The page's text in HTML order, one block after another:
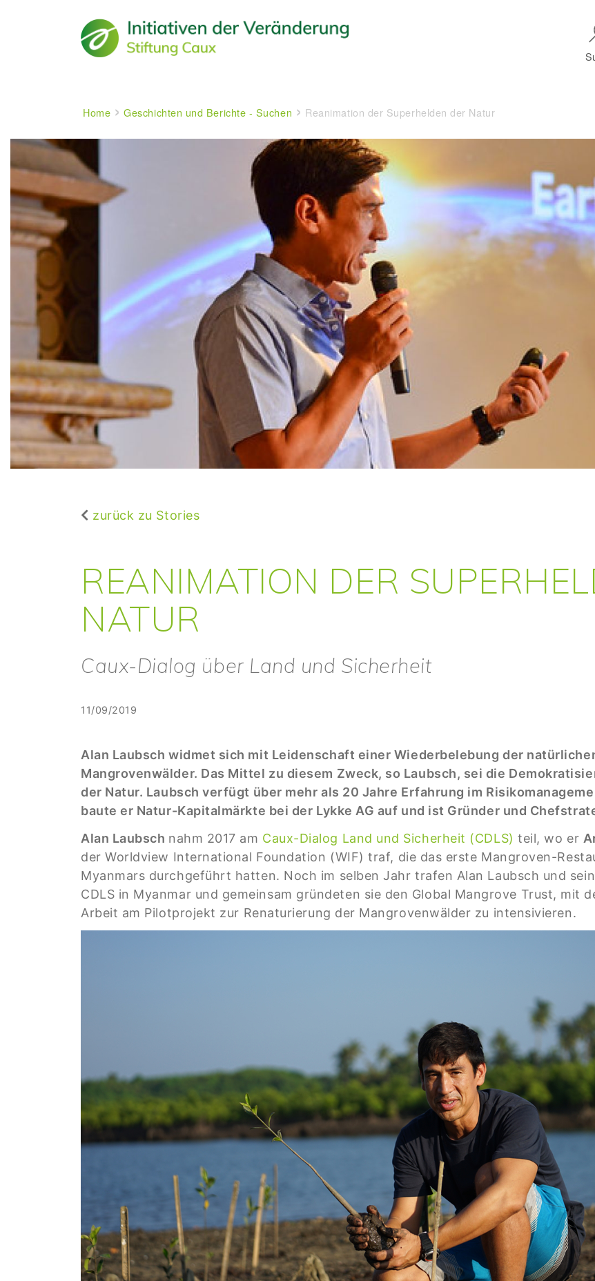
Breadcrumb
Home Geschichten und Berichte - Suchen Reanimation der Superhelden der Natur
zurück zu Stories
REANIMATION DER
NATUR
Caux-Dialog über Land und Sicherheit
11/09/2019
Alan Laubsch widmet sich mit Leidenschaft einer Wiederbelebung der
Mangrovenwälder. Das Mittel zu diesem Zweck, so Laubsch, sei die
der Natur. Laubsch verfügt über mehr als 20 Jahre Erfahrung im
baute er Natur-Kapitalmärkte bei der Lykke AG auf und ist Gründer und
Alan Laubsch nahm 2017 am Caux-Dialog Land und Sicherheit (CDLS)teil, wo er
der Worldview International Foundation (WIF) traf, die das erste Mangroven-
Myanmars durchgeführt hatten. Noch im selben Jahr trafen Alan Laubsch und
CDLS in Myanmar und gemeinsam gründeten sie den Global Mangrove Trust, mit
Arbeit am Pilotprojekt zur Renaturierung der Mangrovenwälder zu intensivieren.